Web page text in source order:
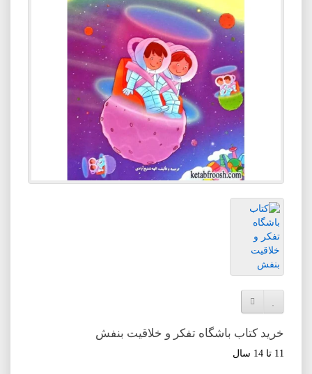
افزودن به لیست دلخواه
خرید کتاب باشگاه تفکر و خلاقیت بنفش
11 تا 14 سال